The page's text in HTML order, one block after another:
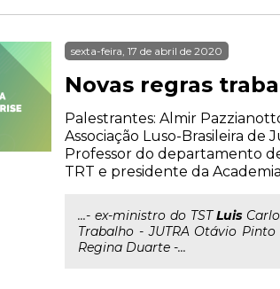
sexta-feira, 17 de abril de 2020
Novas regras
Palestrantes: Almir
Associação Luso-Brasileira de
Professor do departamento
TRT e presidente da
...- ex-ministro do TSTLuis
Trabalho - JUTRA Otávio
Regina Duarte -...